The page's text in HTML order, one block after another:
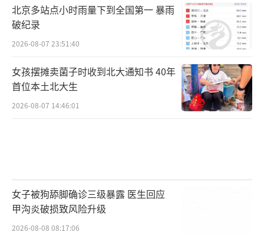
北京多站点小时雨量下到全国第一 暴雨
破纪录
2026-08-07 23:51:40
女孩摆摊卖菌子时收到北大通知书 40年
首位本土北大生
2026-08-07 14:46:01
女子被狗舔脚确诊三级暴露 医生回应
甲沟炎破损致风险升级
2026-08-08 08:17:06